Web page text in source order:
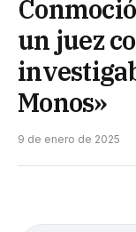
un juez
Monos»
9 de enero de 2025